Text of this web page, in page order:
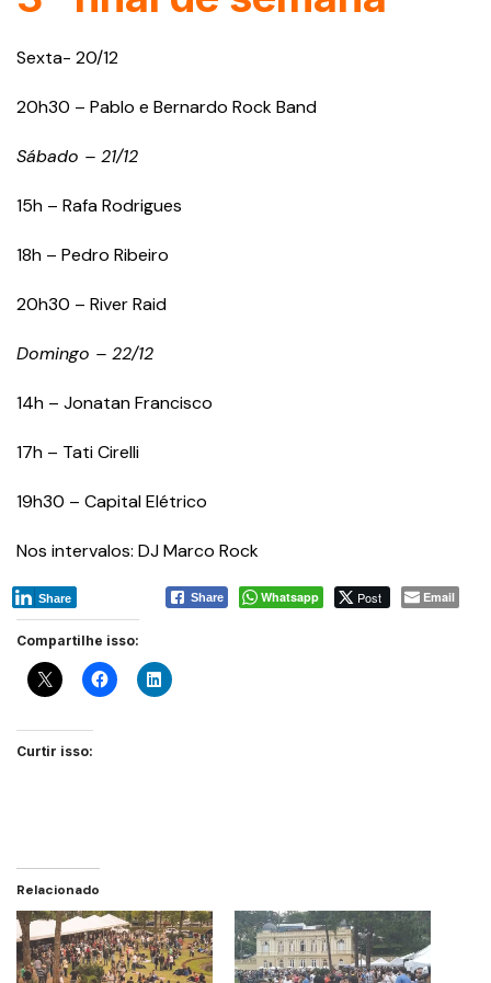
Sexta- 20/12
20h30 – Pablo e Bernardo Rock Band
Sábado – 21/12
15h – Rafa Rodrigues
18h – Pedro Ribeiro
20h30 – River Raid
Domingo – 22/12
14h – Jonatan Francisco
17h – Tati Cirelli
19h30 – Capital Elétrico
Nos intervalos: DJ Marco Rock
Share Whatsapp Post Email
Share
Compartilhe isso:
Curtir isso:
Relacionado